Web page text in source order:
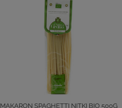
MAKARON SPAGHETTI NITKI BIO 500G